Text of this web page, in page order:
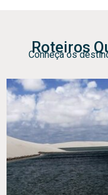
Roteiros
Conheça os